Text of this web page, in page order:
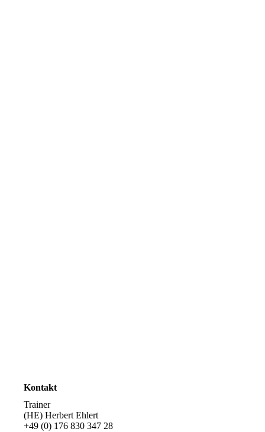
Kontakt
Trainer
(HE) Herbert Ehlert
+49 (0) 176 830 347 28